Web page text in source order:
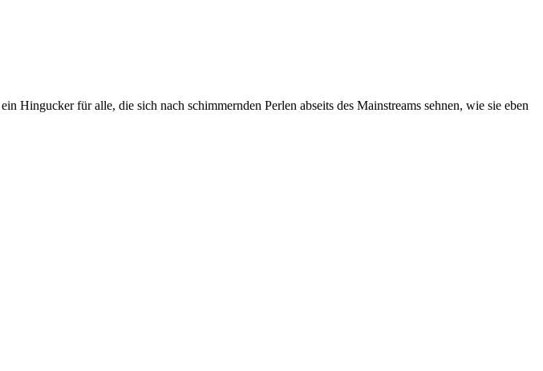
Hingucker für alle, die sich nach schimmernden Perlen abseits des Mainstreams sehnen, wie sie eben